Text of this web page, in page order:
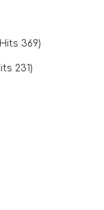
369)
231)